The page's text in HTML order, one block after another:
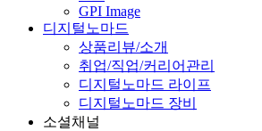
GPI Image
디지털노마드
상품리뷰/소개
취업/직업/커리어관리
디지털노마드 라이프
디지털노마드 장비
소셜채널